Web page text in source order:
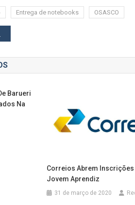
Entrega de notebooks OSASCO
Barueri
Na
Correios Abrem Inscrições
Jovem Aprendiz
31 de março de 2020